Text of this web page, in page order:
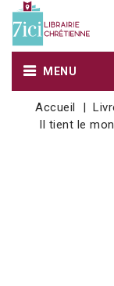
MENU
Accueil
Il tient le